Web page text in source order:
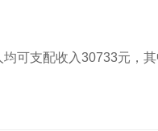
可支配收入30733元，